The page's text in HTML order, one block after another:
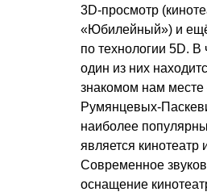
3D-просмотр
«Юбилейный») и
по технологии 5D. В
один из них
знакомом нам
Румянцевых-
наиболее
является кинотеатр
Современное
оснащение